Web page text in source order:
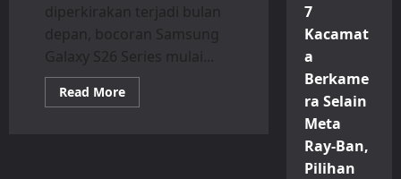
diperkirakan terjadi bulan
depan, bocoran Samsung
Galaxy S26 Series mulai...
Read MoreRead
more
7
Kacamat
a
Berkame
ra Selain
Meta
Ray-Ban,
Pilihan